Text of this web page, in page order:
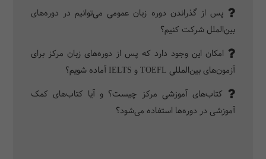
پس از گذراندن دوره زبان عمومی می‌توانیم در دوره‌های
بین‌الملل شرکت کنیم؟
امکان این وجود دارد که پس از دوره‌های زبان مرکز برای
آزمون‌های بین‌المللی TOEFL و IELTS آماده شویم؟
کتاب‌های آموزشی مرکز چیست؟ و آیا کتاب‌های کمک
آموزشی در دوره‌ها استفاده می‌شود؟